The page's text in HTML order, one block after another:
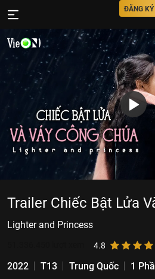
ĐĂNG
Trailer Chiếc Bật Lửa
Lighter and Princess
4.8
2022 T13 Trung Quốc 1